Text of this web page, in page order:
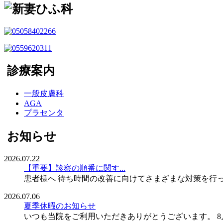
診療案内
一般皮膚科
AGA
プラセンタ
お知らせ
2026.07.22
【重要】診察の順番に関す...
患者様へ 待ち時間の改善に向けてさまざまな対策を行
2026.07.06
夏季休暇のお知らせ
いつも当院をご利用いただきありがとうございます。 8